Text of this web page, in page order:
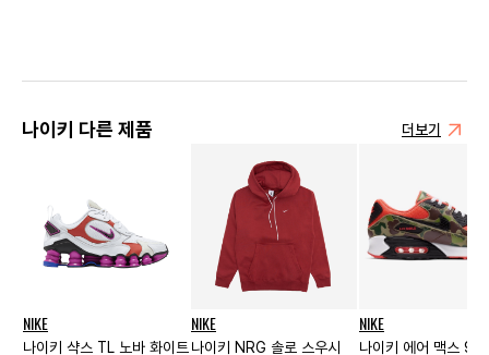
나이키 다른 제품 더보기
NIKE
나이키 샥스 TL 노바 화이트
NIKE
나이키 NRG 솔로 스우시
NIKE
나이키 에어 맥스 90